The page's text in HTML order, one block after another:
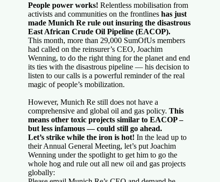
People power works! Relentless mobilisation from
activists and communities on the frontlines has just
made Munich Re rule out insuring the disastrous
East African Crude Oil Pipeline (EACOP).
This month, more than 29,000 SumOfUs members
had called on the reinsurer’s CEO, ​​Joachim
Wenning, to do the right thing for the planet and end
its ties with the disastrous pipeline — his decision to
listen to our calls is a powerful reminder of the real
magic of people’s mobilization.
However, Munich Re still does not have a
comprehensive and global oil and gas policy. This
means other toxic projects similar to EACOP –
but less infamous — could still go ahead.
Let’s strike while the iron is hot! In the lead up to
their Annual General Meeting, let’s put ​​Joachim
Wenning under the spotlight to get him to go the
whole hog and rule out all new oil and gas projects
globally: